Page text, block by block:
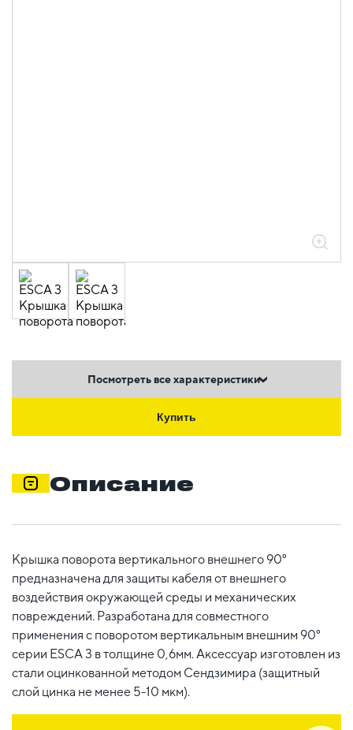
Посмотреть все характеристики
Купить
Описание
Крышка поворота вертикального внешнего 90°
предназначена для защиты кабеля от внешнего
воздействия окружающей среды и механических
повреждений. Разработана для совместного
применения с поворотом вертикальным внешним 90°
серии ESCA 3 в толщине 0,6мм. Аксессуар изготовлен из
стали оцинкованной методом Сендзимира (защитный
слой цинка не менее 5-10 мкм).